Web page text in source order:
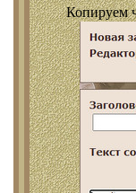
Копируем